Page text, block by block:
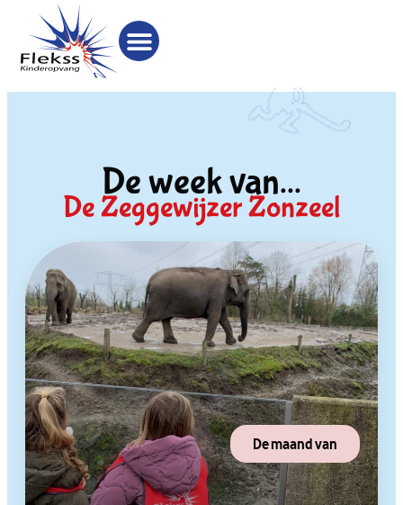
De week van...
De ZeggewijzerZonzeel
De maand van